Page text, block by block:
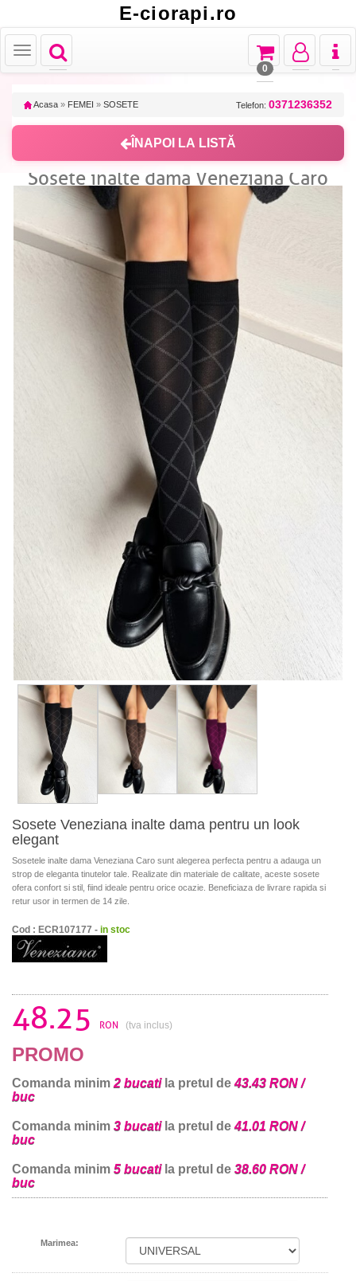
E-ciorapi.ro
Toggle
navigation
Toggle
Toggle
navigation
Toggle
navigation
Toggle
navigation
0
Acasa » FEMEI » SOSETE Telefon: 0371236352
ÎNAPOI LA LISTĂ
Sosete inalte dama Veneziana Caro
Sosete Veneziana inalte dama pentru un look
elegant
Sosetele inalte dama Veneziana Caro sunt alegerea perfecta pentru a adauga un
strop de eleganta tinutelor tale. Realizate din materiale de calitate, aceste sosete
ofera confort si stil, fiind ideale pentru orice ocazie. Beneficiaza de livrare rapida si
retur usor in termen de 14 zile.
Cod : ECR107177 - in stoc
48.25 RON (tva inclus)
PROMO
Comanda minim 2 bucatila pretul de43.43 RON /
buc
Comanda minim 3 bucatila pretul de41.01 RON /
buc
Comanda minim 5 bucatila pretul de 38.60 RON /
buc
Marimea: